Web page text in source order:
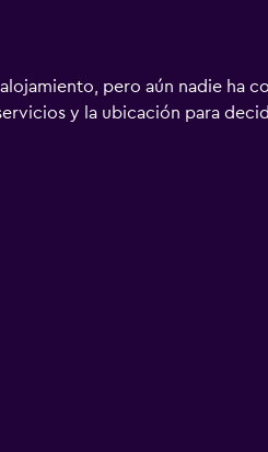
pero aún nadie ha
y la ubicación para